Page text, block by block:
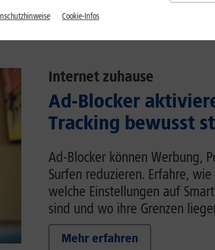
Internet zuhause
Ad-Blocker
Tracking bewusst
Ad-Blocker können Werbung,
Surfen reduzieren. Erfahre,
welche Einstellungen auf
sind und wo ihre Grenzen
Mehr erfahren
Cookie-Infos